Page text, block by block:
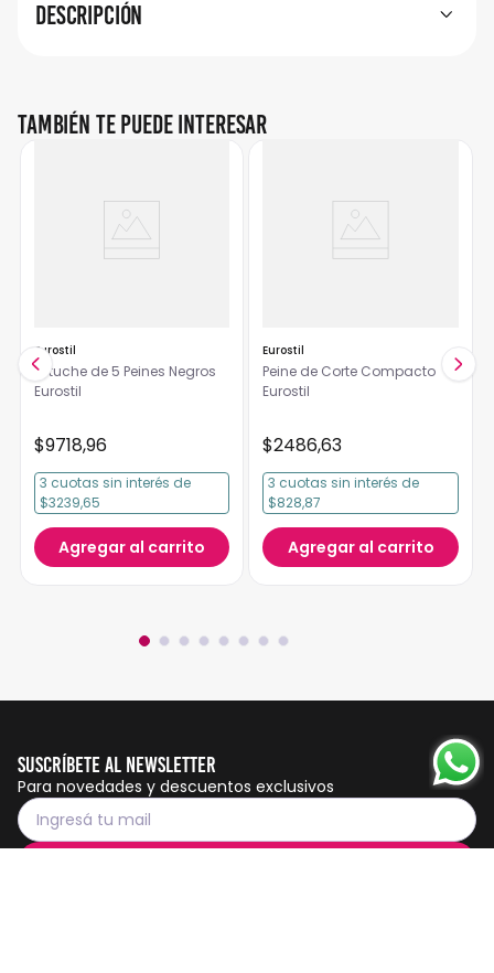
Descripción
También te puede interesar
Eurostil
Estuche de 5 Peines Negros
Eurostil
$9718,96
3 cuotas sin interés de
$3239,65
Agregar al carrito
Eurostil
Peine de Corte Compacto
Eurostil
$2486,63
3 cuotas sin interés de
$828,87
Agregar al carrito
Suscríbete al Newsletter
Para novedades y descuentos exclusivos